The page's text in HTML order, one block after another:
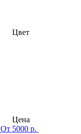
Цвет
Цена
От 5000 р.